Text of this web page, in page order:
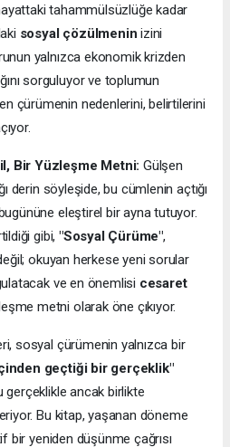
tahammülsüzlüğe kadar
sosyal çözülmenin izini
yalnızca ekonomik krizden
sorguluyor ve toplumun
çürümenin nedenlerini, belirtilerini
Bir Yüzleşme Metni: Gülşen
derin söyleşide, bu cümlenin açtığı
eleştirel bir ayna tutuyor.
gibi, "Sosyal Çürüme",
okuyan herkese yeni sorular
ve en önemlisi cesaret
metni olarak öne çıkıyor.
sosyal çürümenin yalnızca bir
geçtiği bir gerçeklik"
gerçeklikle ancak birlikte
Bu kitap, yaşanan döneme
bir yeniden düşünme çağrısı